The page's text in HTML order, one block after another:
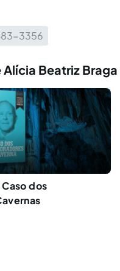
3356
Beatriz Braga
dos